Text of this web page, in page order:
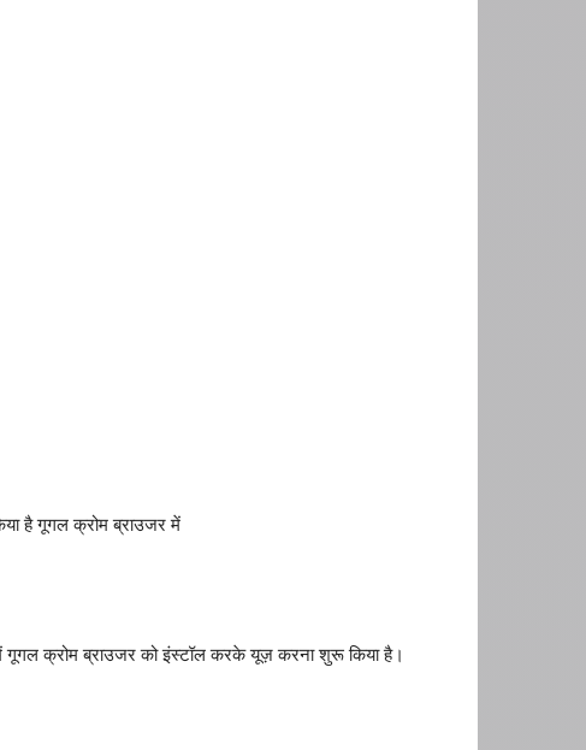
है गूगल क्रोम ब्राउजर में
क्रोम ब्राउजर को इंस्टॉल करके यूज़ करना शुरू किया है।